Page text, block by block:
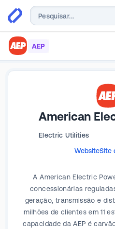
AEP
Electric Utilities
WebsiteSite
A American Electric
concessionárias
geração, transmissão e
milhões de clientes em 11
capacidade da AEP é